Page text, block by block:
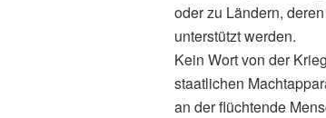
oder zu Ländern,
unterstützt werden.
Kein Wort von der
staatlichen
an der flüchtende